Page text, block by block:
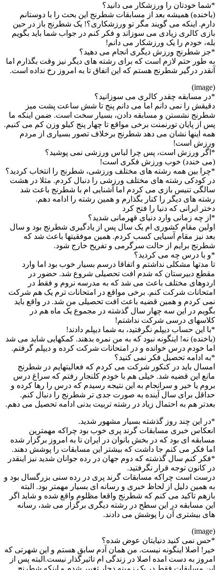
*شما خودتان را ورزشکار می دانید؟
(باخنده) همیشه بعد از مسابقات شطرنج این بحث را با دوستانم
دارم. اینکه می گویند مگر تو ورزشکاری؟! یک شطرنج باز در حین
بازی کالری زیادی می سوزاند و فکر کنم در جواب شما باید بگویم
بله، خودم را یک ورزشکار می دانم!
*جز شطرنج ورزش دیگری انجام می دهید؟
به طور حتم لازم است که برای رشته های دیگر نیز وقت بگذارم اما
آنقدر درگیر شطرنج هستم که این اتفاق تا به امروز رخ نداده است.
(image)
*در مسابقه چقدر کالری می سوزانید؟
دقیقش را نمی دانم اما می دانم پنج تا شش ساعت پشت میز
شطرنج نشستن و مسابقه دادن، بسیار سخت است. ضمن اینکه ما
پس از پایان تورنمنت برخی مواقع تا چهار پنج کیلو وزن کم می کنیم.
همه اینها نشان می دهد شطرنج برخلاف تصور بسیاری از مردم
ورزش است!
*اگر ورزش است، پس چرا لباس ورزشی نمی پوشید؟
(می خندد) خوب ورزش فکری است!
*چرا بین همه رشته های مختلف ورزشی، شطرنج را انتخاب کردید؟
در کودکی رشته های مختلف ورزشی را دنبال کردم. مثلا در هشت
سالگی تنیس بازی می کردم اما آشنایی ام با شطرنج باعث شد
رشته های دیگر را کنار بگذارم و همین رشته را ادامه دهم.
دختر ایرانی که دنیا را فتح کرد
*از چه زمانی وارد دنیای قهرمانی شدید؟
اولین مقام کشوری ام یک سال پس از یادگیری شطرنج بود و سال
بعد نیز مقام آسیایی کسب کردم. همین موفقیتها باعث شد که
شطرنج برایم از حالت سرگرمی و تفریح خارج شود.
*و با درس چه می کردید؟
تا مدتها مشکلی نداشتم و اتفاقا درسم بسیار خوب بود اما وارد
مقطع دبیرستان که شدم افت تحصیلی شروع شد. حضور در
اردوهای مختلف باعث می شد که به مدرسه نروم و فقط در
امتحانات شرکت کنم. برخی مواقع در امتحانات ترم یک هم شرکت
نمی کردم و همین قضیه باعث افت تحصیلی من شد. در واقع باید
بگویم در این سه چهار سال گذشته در مجموع یک ماه هم در
کلاسهای درسی شرکت نداشتم!
*با این حساب دیپلم نگرفتید، به شما دیپلم دادند!
(باخنده) نه! اینگونه نبود که به من نمره بدهند. کمکهایی شاید می شد
اما خودم درس خوانده و در امتحانات شرکت کرده و دیپلم گرفتم.
*به ادامه تحصیل فکر نمی کنید؟
امسال باید در کنکور شرکت می کردم که فعالیتهایم در شطرنج
مانع این قضیه شد. خیلی هم با خودم کلنجار رفتم که سراغ درس
بروم یا خیر و سرانجام به این نتیجه رسیدم که درس را رها کرده و
حداقل برای سال آینده به صورت جدی تر شطرنج را دنبال کنم.
بعدتر هم به احتمال زیاد در رشته تربیت بدنی ادامه تحصیل می دهم.
*در این چند روز گذشته بسیار مشهور شدید.
انعکاس خبری مسابقات گرند پری خوب بود چراکه مهمترین
مسابقه ای بود که در بخش بانوان در ایران تا به امروز برگزار شده
اما فکر می کنم جا داشت که بیشتر این مسابقات را پوشش دهند.
*فکر کنم سال گذشته که دوم جهان در رده جوانان شدید نیز اینقدر
در کانون توجه قرار نگرفتید.
درست است چراکه مسابقات گرند پری در رده سنی بزرگسال بود و
به همین دلیل از لحاظ خبری و رسانه ای بسیار مهمتر بود. البته
بازهم تاکید می کنم که شطرنج واقعا مظلوم واقع شده و شاید اگر
این مسابقه در این سطح در رشته دیگری برگزار می شد، رسانه
های بیشتری آن را پوشش می دادند.
(image)
*حس نمی کنید دنیایتان عوض شده؟
خیر! اصلا اینگونه نیست. من همان آدم سابق هستم و این شهرتی که
امروز به دست امده اصلا در زندگی ام تاثیرگذار نیست.البته پس از
این مسابقات فقط در یک زمینه دچار تغییر شدم و اینکه شطرنج